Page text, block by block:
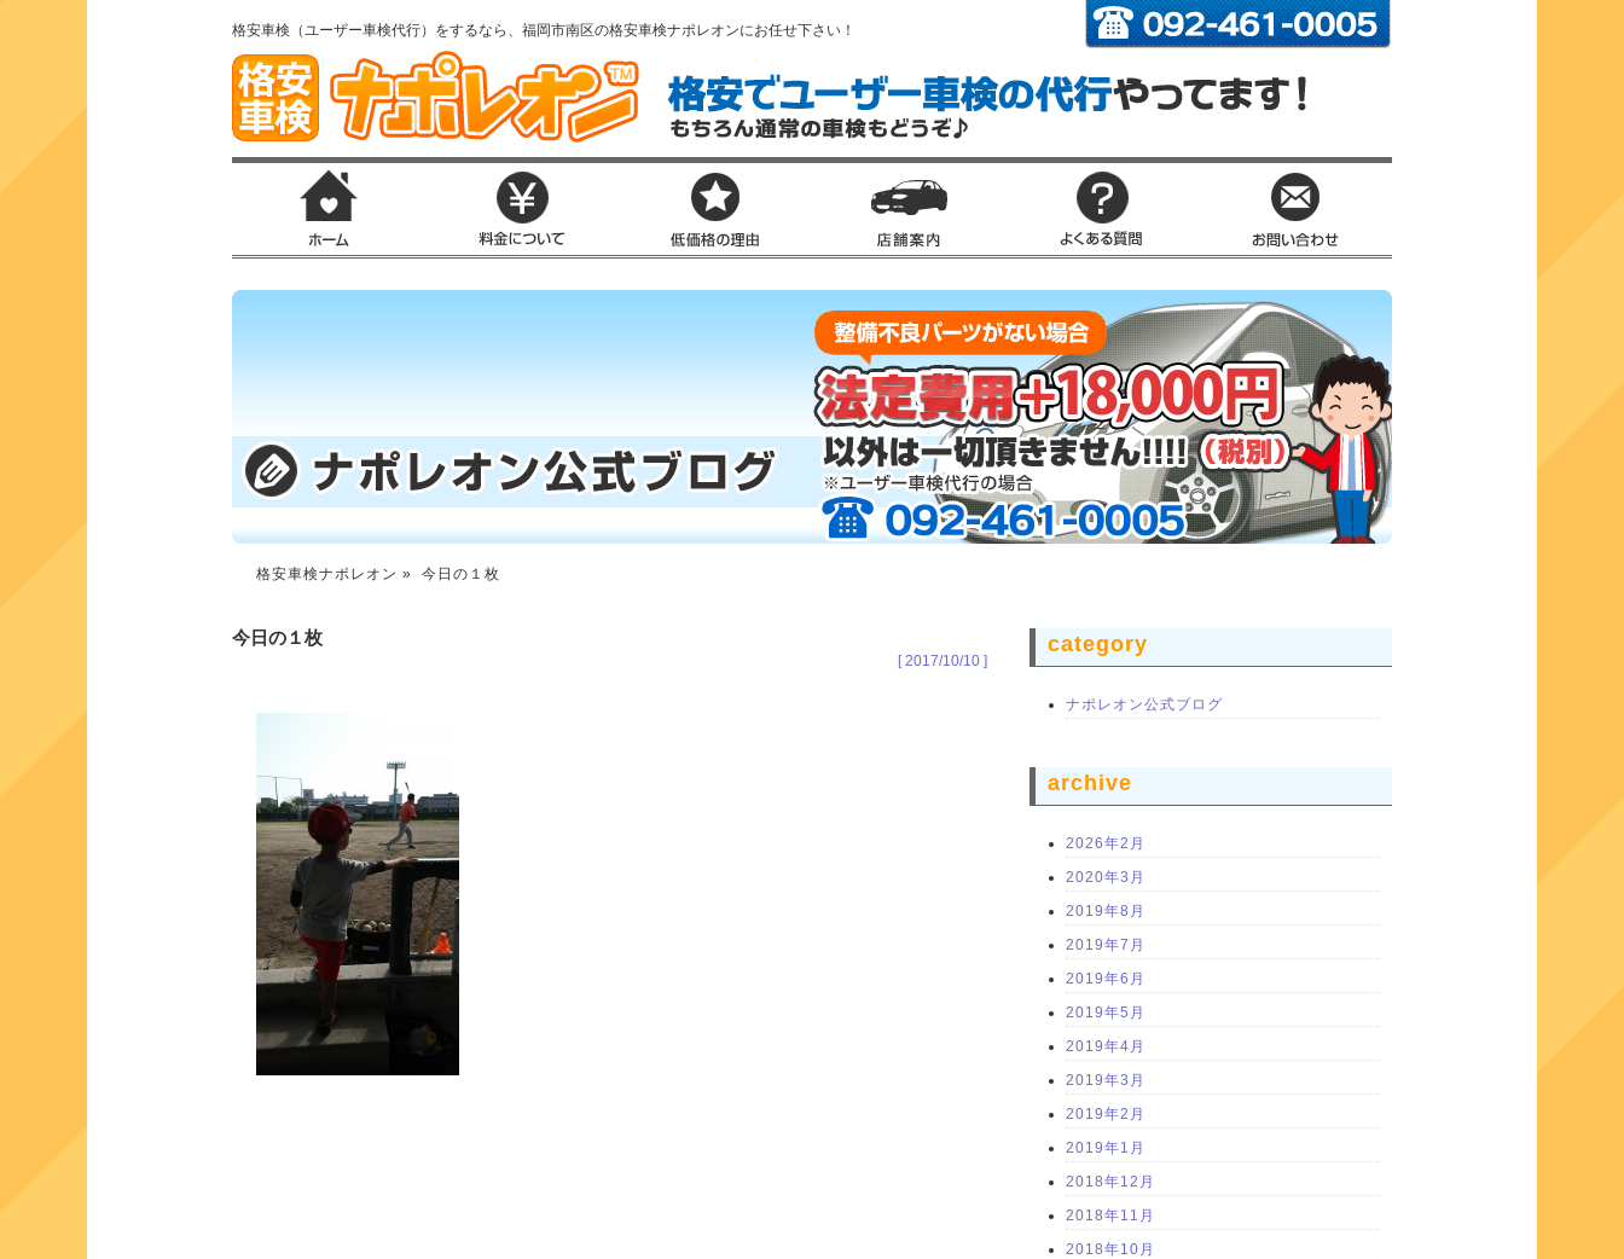
格安車検（ユーザー車検代行）をするなら、福岡市南区の格安車検ナポレオンにお任せ下さい！
格安車検ナポレオン » 今日の１枚
今日の１枚
[ 2017/10/10 ]
category
ナポレオン公式ブログ
archive
2026年2月
2020年3月
2019年8月
2019年7月
2019年6月
2019年5月
2019年4月
2019年3月
2019年2月
2019年1月
2018年12月
2018年11月
2018年10月